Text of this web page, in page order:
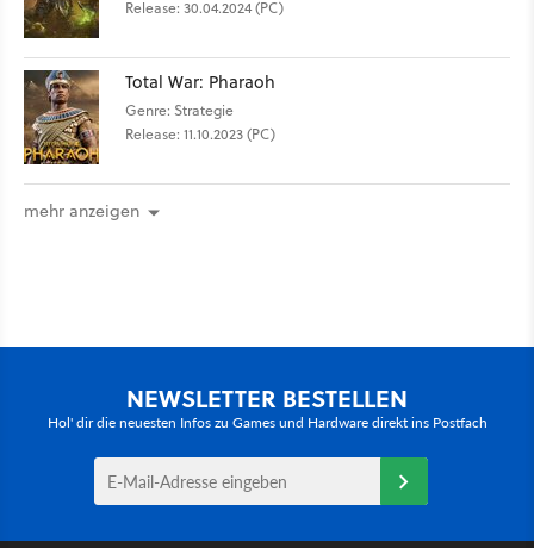
Release: 30.04.2024 (PC)
Total War: Pharaoh
Genre: Strategie
Release: 11.10.2023 (PC)
mehr anzeigen
NEWSLETTER BESTELLEN
Hol' dir die neuesten Infos zu Games und Hardware direkt ins Postfach